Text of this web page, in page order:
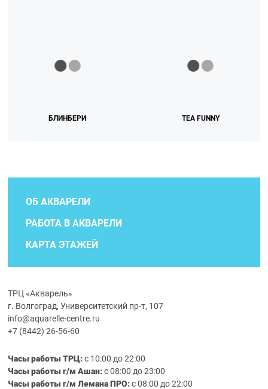
БЛИНБЕРИ TEA FUNNY
ОБ АКВАРЕЛИ
РАБОТА В АКВАРЕЛИ
КАРТА ЭТАЖЕЙ
ТРЦ «Акварель»
г. Волгоград, Университетский пр-т, 107
info@aquarelle-centre.ru
+7 (8442) 26-56-60
Часы работы ТРЦ:с 10:00 до 22:00
Часы работы г/м Ашан:с 08:00 до 23:00
Часы работыг/мЛемана ПРО:с 08:00 до 22:00